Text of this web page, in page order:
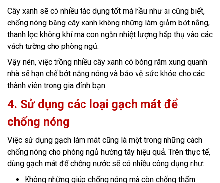
Cây xanh sẽ có nhiều tác dụng tốt mà hầu như ai cũng biết,
chống nóng bằng cây xanh không những làm giảm bớt nắng,
thanh lọc không khí mà con ngăn nhiệt lượng hấp thụ vào các
vách tường cho phòng ngủ.
Vậy nên, việc trồng nhiều cây xanh có bóng râm xung quanh
nhà sẽ hạn chế bớt nắng nóng và bảo vệ sức khỏe cho các
thành viên trong gia đình bạn.
4. Sử dụng các loại gạch mát để
chống nóng
Việc sử dụng gạch làm mát cũng là một trong những cách
chống nóng cho phòng ngủ hướng tây hiệu quả. Trên thực tế,
dùng gạch mát để chống nước sẽ có nhiều công dụng như:
Không những giúp chống nóng mà còn chống thấm